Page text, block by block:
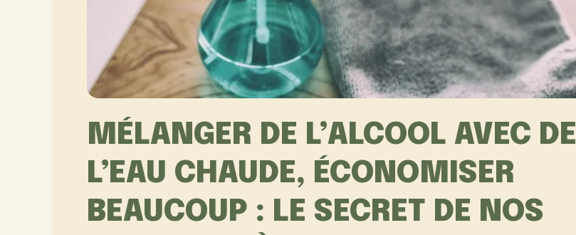
MÉLANGER DE L’ALCOOL AVEC DE
L’EAU CHAUDE, ÉCONOMISER
BEAUCOUP : LE SECRET DE NOS